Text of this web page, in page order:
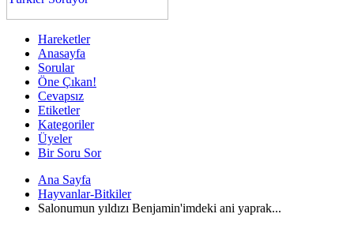
Hareketler
Anasayfa
Sorular
Öne Çıkan!
Cevapsız
Etiketler
Kategoriler
Üyeler
Bir Soru Sor
Ana Sayfa
Hayvanlar-Bitkiler
Salonumun yıldızı Benjamin'imdeki ani yaprak...